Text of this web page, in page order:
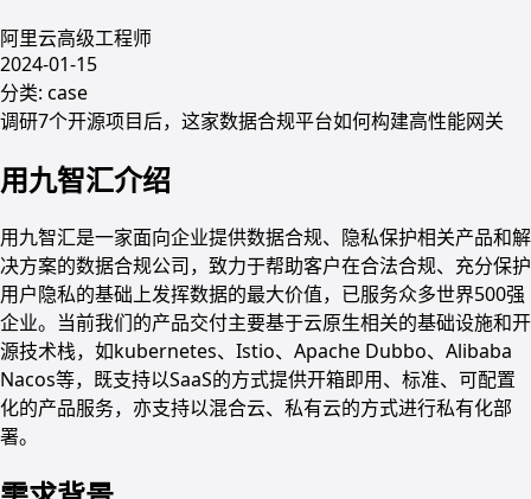
阿里云高级工程师
2024-01-15
分类: case
调研7个开源项目后，这家数据合规平台如何构建高性能网关
用九智汇介绍
用九智汇是一家面向企业提供数据合规、隐私保护相关产品和解
决方案的数据合规公司，致力于帮助客户在合法合规、充分保护
用户隐私的基础上发挥数据的最大价值，已服务众多世界500强
企业。当前我们的产品交付主要基于云原生相关的基础设施和开
源技术栈，如kubernetes、Istio、Apache Dubbo、Alibaba
Nacos等，既支持以SaaS的方式提供开箱即用、标准、可配置
化的产品服务，亦支持以混合云、私有云的方式进行私有化部
署。